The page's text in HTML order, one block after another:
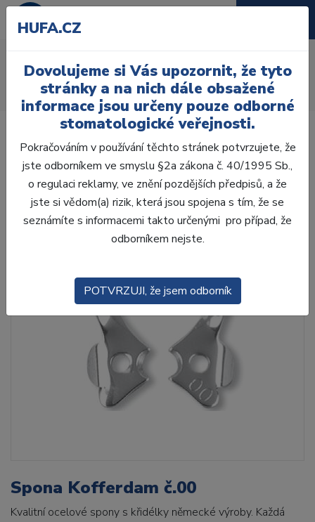
Úvod Ordinace Endodoncie Kofferdam
Spony
Spony na premoláry
Spona Kofferdam č.00
Spona Kofferdam č.00
Kvalitní ocelové spony s křidélky německé výroby. Každá
HUFA.CZ
Dovolujeme si Vás upozornit, že tyto
stránky a na nich dále obsažené
informace jsou určeny pouze odborné
stomatologické veřejnosti.
Pokračováním v používání těchto stránek potvrzujete, že
jste odborníkem ve smyslu §2a zákona č. 40/1995 Sb.,
o regulaci reklamy, ve znění pozdějších předpisů, a že
jste si vědom(a) rizik, která jsou spojena s tím, že se
seznámíte s informacemi takto určenými pro případ, že
odborníkem nejste.
POTVRZUJI, že jsem odborník